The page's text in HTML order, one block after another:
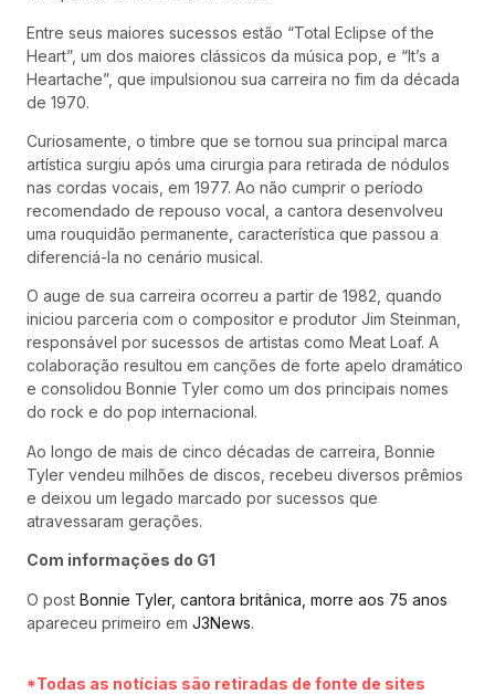
Entre seus maiores sucessos estão “Total Eclipse of the
Heart”, um dos maiores clássicos da música pop, e “It’s a
Heartache”, que impulsionou sua carreira no fim da década
de 1970.
Curiosamente, o timbre que se tornou sua principal marca
artística surgiu após uma cirurgia para retirada de nódulos
nas cordas vocais, em 1977. Ao não cumprir o período
recomendado de repouso vocal, a cantora desenvolveu
uma rouquidão permanente, característica que passou a
diferenciá-la no cenário musical.
O auge de sua carreira ocorreu a partir de 1982, quando
iniciou parceria com o compositor e produtor Jim Steinman,
responsável por sucessos de artistas como Meat Loaf. A
colaboração resultou em canções de forte apelo dramático
e consolidou Bonnie Tyler como um dos principais nomes
do rock e do pop internacional.
Ao longo de mais de cinco décadas de carreira, Bonnie
Tyler vendeu milhões de discos, recebeu diversos prêmios
e deixou um legado marcado por sucessos que
atravessaram gerações.
Com informações do G1
O post Bonnie Tyler, cantora britânica, morre aos 75 anos
apareceu primeiro em J3News.
*Todas as notícias são retiradas de fonte de sites